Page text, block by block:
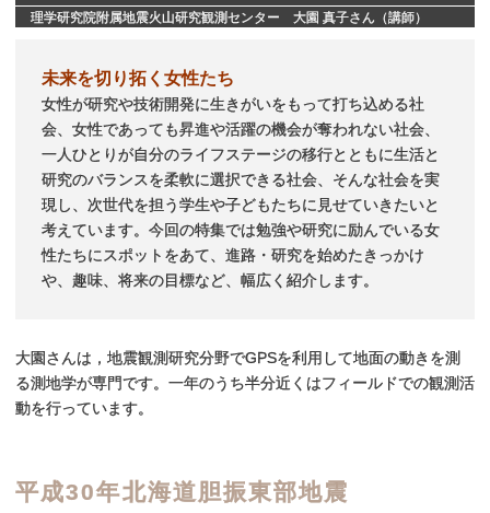
理学研究院附属地震火山研究観測センター 大園 真子さん（講師）
未来を切り拓く女性たち
女性が研究や技術開発に生きがいをもって打ち込める社
会、女性であっても昇進や活躍の機会が奪われない社会、
一人ひとりが自分のライフステージの移行とともに生活と
研究のバランスを柔軟に選択できる社会、そんな社会を実
現し、次世代を担う学生や子どもたちに見せていきたいと
考えています。今回の特集では勉強や研究に励んでいる女
性たちにスポットをあて、進路・研究を始めたきっかけ
や、趣味、将来の目標など、幅広く紹介します。
大園さんは，地震観測研究分野でGPSを利用して地面の動きを測
る測地学が専門です。一年のうち半分近くはフィールドでの観測活
動を行っています。
平成30年北海道胆振東部地震